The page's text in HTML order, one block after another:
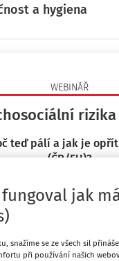
a hygiena
WEBINÁŘ
teď pálí a jak je
(ČR/EU)?
Chci více informací
dokumentů:3 jak
snažíme se ze všech sil
při používání našich